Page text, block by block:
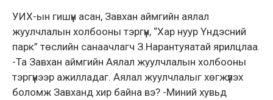
УИХ-ын гишүүн асан, Завхан аймгийн аялал
жуулчлалын холбооны тэргүүн, “Хар нуур Үндэсний
парк” төслийн санаачлагч З.Нарантуяатай ярилцлаа.
-Та Завхан аймгийн Аялал жуулчлалын холбооны
тэргүүнээр ажилладаг. Аялал жуулчлалыг хөгжүүлэх
боломж Завханд хир байна вэ? -Миний хувьд